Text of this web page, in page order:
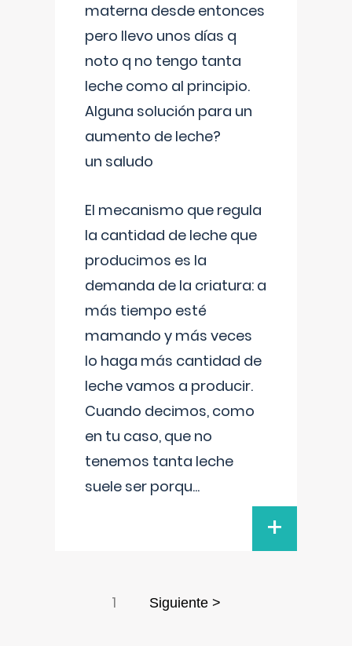
materna desde entonces
pero llevo unos días q
noto q no tengo tanta
leche como al principio.
Alguna solución para un
aumento de leche?
un saludo
El mecanismo que regula
la cantidad de leche que
producimos es la
demanda de la criatura: a
más tiempo esté
mamando y más veces
lo haga más cantidad de
leche vamos a producir.
Cuando decimos, como
en tu caso, que no
tenemos tanta leche
suele ser porqu...
+
1 Siguiente >